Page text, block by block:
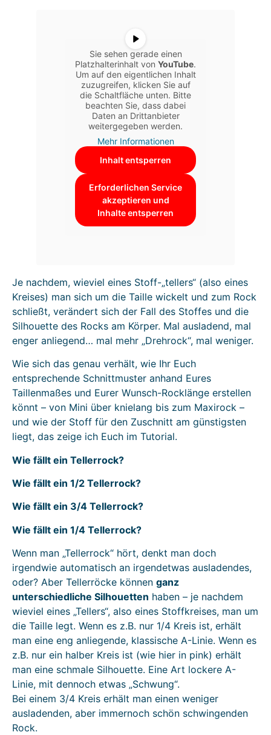
Sie sehen gerade einen
Platzhalterinhalt von YouTube.
Um auf den eigentlichen Inhalt
zuzugreifen, klicken Sie auf
die Schaltfläche unten. Bitte
beachten Sie, dass dabei
Daten an Drittanbieter
weitergegeben werden.
Mehr Informationen
Inhalt entsperren
Erforderlichen Service
akzeptieren und
Inhalte entsperren
Je nachdem, wieviel eines Stoff-„tellers“ (also eines
Kreises) man sich um die Taille wickelt und zum Rock
schließt, verändert sich der Fall des Stoffes und die
Silhouette des Rocks am Körper. Mal ausladend, mal
enger anliegend… mal mehr „Drehrock“, mal weniger.
Wie sich das genau verhält, wie Ihr Euch
entsprechende Schnittmuster anhand Eures
Taillenmaßes und Eurer Wunsch-Rocklänge erstellen
könnt – von Mini über knielang bis zum Maxirock –
und wie der Stoff für den Zuschnitt am günstigsten
liegt, das zeige ich Euch im Tutorial.
Wie fällt ein Tellerrock?
Wie fällt ein 1/2 Tellerrock?
Wie fällt ein 3/4 Tellerrock?
Wie fällt ein 1/4 Tellerrock?
Wenn man „Tellerrock“ hört, denkt man doch
irgendwie automatisch an irgendetwas ausladendes,
oder? Aber Tellerröcke können ganz
unterschiedliche Silhouetten haben – je nachdem
wieviel eines „Tellers“, also eines Stoffkreises, man um
die Taille legt. Wenn es z.B. nur 1/4 Kreis ist, erhält
man eine eng anliegende, klassische A-Linie. Wenn es
z.B. nur ein halber Kreis ist (wie hier in pink) erhält
man eine schmale Silhouette. Eine Art lockere A-
Linie, mit dennoch etwas „Schwung“.
Bei einem 3/4 Kreis erhält man einen weniger
ausladenden, aber immernoch schön schwingenden
Rock.